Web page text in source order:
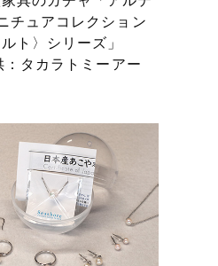
チュアコレクション
ト〉シリーズ」
タカラトミーアー